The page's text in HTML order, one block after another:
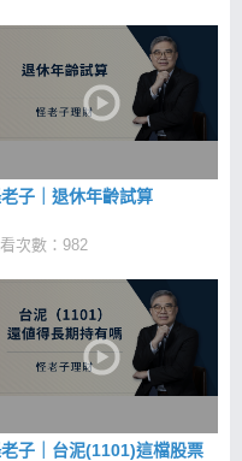
子｜退休年齡試算
次數：982
子｜台泥(1101)這檔股票